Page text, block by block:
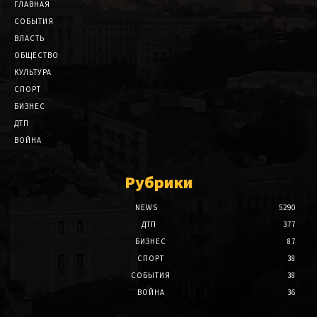
ГЛАВНАЯ
СОБЫТИЯ
ВЛАСТЬ
ОБЩЕСТВО
КУЛЬТУРА
СПОРТ
БИЗНЕС
ДТП
ВОЙНА
Рубрики
NEWS
5290
ДТП
377
БИЗНЕС
87
СПОРТ
38
СОБЫТИЯ
38
ВОЙНА
36